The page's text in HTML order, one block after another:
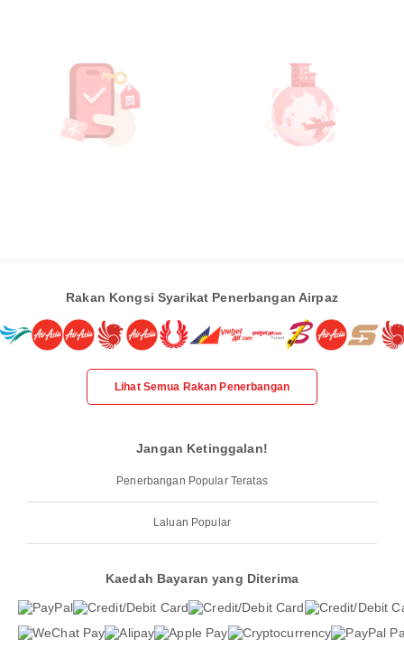
Rakan Kongsi Syarikat Penerbangan Airpaz
Lihat Semua Rakan Penerbangan
Jangan Ketinggalan!
Penerbangan Popular Teratas
Laluan Popular
Kaedah Bayaran yang Diterima